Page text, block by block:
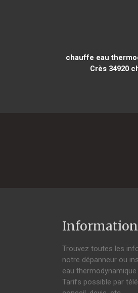
chauffe eau
Crès 34920
Trouvez toutes les
notre dépanneur ou
eau
Tarifs possible par